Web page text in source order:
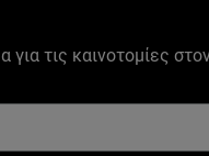
τις καινοτομίες